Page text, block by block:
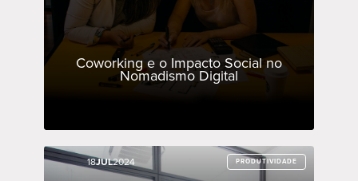
Coworking e o Impacto Social no
Nomadismo Digital
18JUL2024 PRODUTIVIDADE
18JUL2024 PRODUTIVIDADE